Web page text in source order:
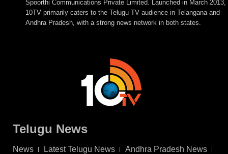
Spoorthi Communications Private Limited. Launched in March 2013,
10TV primarily caters to the Telugu TV audience in Telangana and
Andhra Pradesh, with a strong news network in both states.
Telugu News
News Latest Telugu News
Andhra Pradesh News